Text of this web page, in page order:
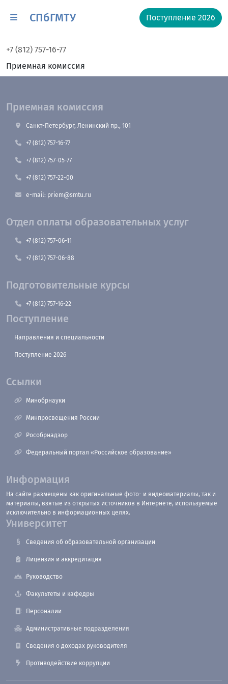
СПбГМТУ Поступление 2026
+7 (812) 757-16-77
Приемная комиссия
Приемная комиссия
Санкт-Петербург, Ленинский пр., 101
+7 (812) 757-16-77
+7 (812) 757-05-77
+7 (812) 757-22-00
e-mail: priem@smtu.ru
Отдел оплаты образовательных услуг
+7 (812) 757-06-11
+7 (812) 757-06-88
Подготовительные курсы
+7 (812) 757-16-22
Поступление
Направления и специальности
Поступление 2026
Ссылки
Минобрнауки
Минпросвещения России
Рособрнадзор
Федеральный портал «Российское образование»
Информация
На сайте размещены как оригинальные фото- и видеоматериалы, так и
материалы, взятые из открытых источников в Интернете, используемые
исключительно в информационных целях.
Университет
Сведения об образовательной организации
Лицензия и аккредитация
Руководство
Факультеты и кафедры
Персоналии
Административные подразделения
Сведения о доходах руководителя
Противодействие коррупции